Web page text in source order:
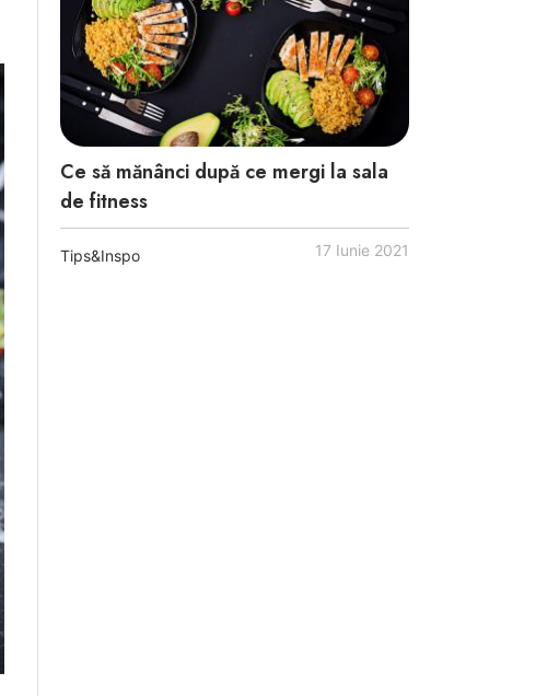
Ce să mănânci după ce mergi la sala
de fitness
Tips&Inspo 17 Iunie 2021